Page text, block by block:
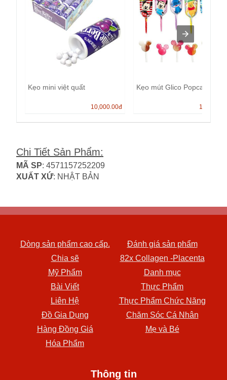
Kẹo mini việt quất
10,000.00đ
Kẹo mút Glico Popcan
13,000.00
Chi Tiết Sản Phẩm:
MÃ SP: 4571157252209
XUẤT XỨ: NHẬT BẢN
Dòng sản phẩm cao cấp.
Đánh giá sản phẩm
Chia sẽ
82x Collagen -Placenta
Mỹ Phẩm
Danh mục
Bài Viết
Thực Phẩm
Liên Hệ
Thực Phẩm Chức Năng
Đồ Gia Dụng
Chăm Sóc Cá Nhân
Hàng Đồng Giá
Mẹ và Bé
Hóa Phẩm
Thông tin